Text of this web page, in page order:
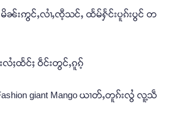
ၼ်းဢွင်ႇလၢႆႇၸီ့သင်ႇ ထႅမ်ႁႅင်းပူၵ်းပွင် တ
လႆႈထႅင်ႈ ဝဵင်းတွင်ႇၵူၵ့်
giant Mango ယၢတ်ႇတူၵ်းလွႆ လူ့သဵ